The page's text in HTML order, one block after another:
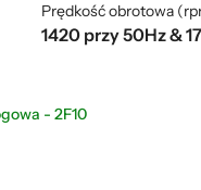
Prędkość obrotowa
1420 przy 50Hz &
- 2F10